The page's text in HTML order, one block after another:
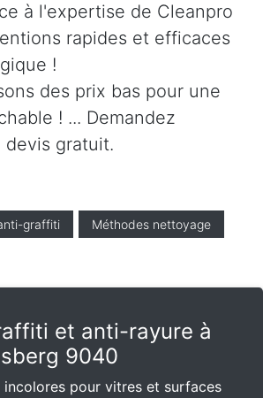
à l'expertise de Cleanpro
rapides et efficaces
!
des prix bas pour une
! ... Demandez
devis gratuit.
graffiti Méthodes nettoyage
et anti-rayure à
9040
pour vitres et surfaces